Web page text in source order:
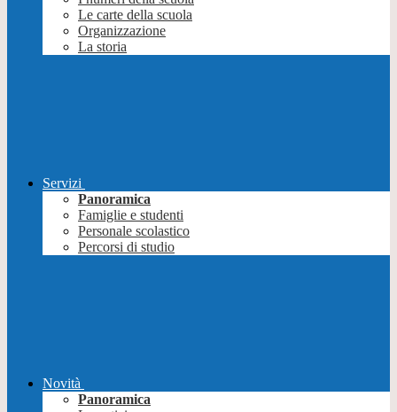
Le carte della scuola
Organizzazione
La storia
Servizi
Panoramica
Famiglie e studenti
Personale scolastico
Percorsi di studio
Novità
Panoramica